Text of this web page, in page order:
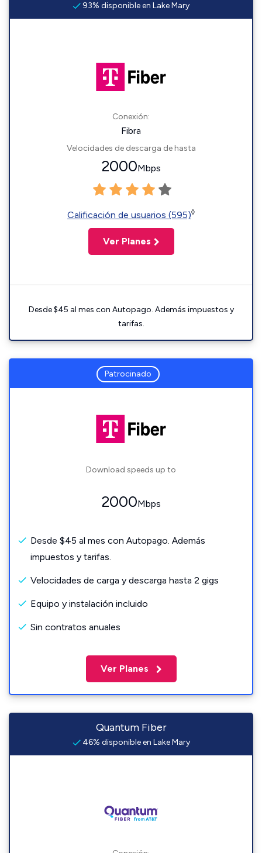
93% disponible en Lake Mary
Conexión:
Fibra
Velocidades de descarga de hasta
2000Mbps
Calificación de usuarios (595)◊
Ver Planes
Desde $45 al mes con Autopago. Además impuestos y
tarifas.
Patrocinado
Download speeds up to
2000Mbps
Desde $45 al mes con Autopago. Además
impuestos y tarifas.
Velocidades de carga y descarga hasta 2 gigs
Equipo y instalación incluido
Sin contratos anuales
Ver Planes
Quantum Fiber
46% disponible en Lake Mary